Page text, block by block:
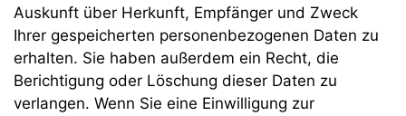
Auskunft über Herkunft, Empfänger und Zweck
Ihrer gespeicherten personenbezogenen Daten zu
erhalten. Sie haben außerdem ein Recht, die
Berichtigung oder Löschung dieser Daten zu
verlangen. Wenn Sie eine Einwilligung zur